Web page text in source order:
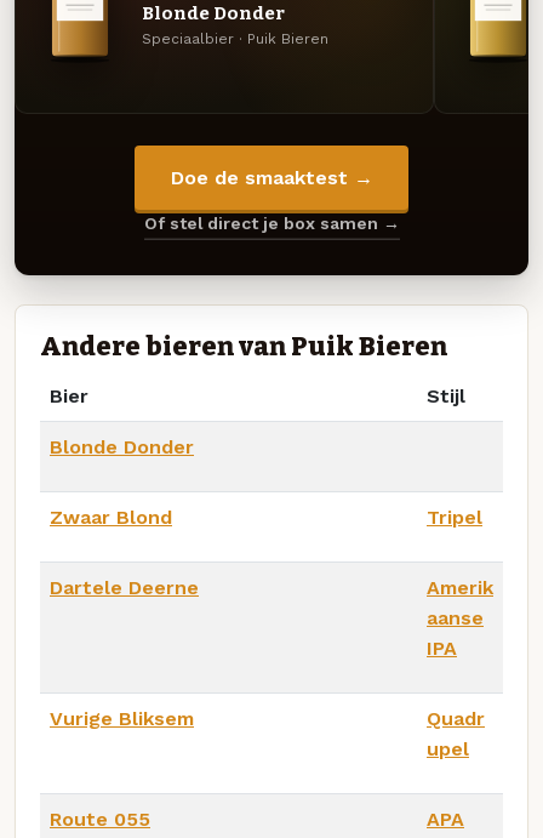
Blonde Donder
Speciaalbier · Puik Bieren
Doe de smaaktest →
Of stel direct je box samen →
Andere bieren van Puik Bieren
Bier Stijl
Blonde Donder
Zwaar Blond Tripel
Dartele Deerne
Amerik
aanse
IPA
Vurige Bliksem
Quadr
upel
Route 055 APA